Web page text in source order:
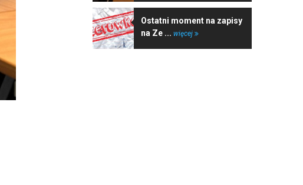
Ostatni moment na zapisy
na Ze ... więcej